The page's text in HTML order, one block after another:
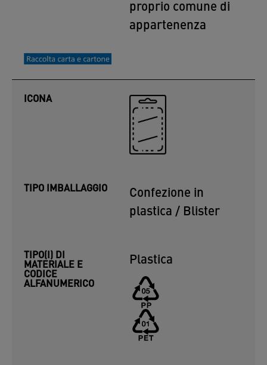
proprio comune di
appartenenza
ICONA
TIPO IMBALLAGGIO
Confezione in
plastica / Blister
TIPO(I) DI
MATERIALE E
CODICE
ALFANUMERICO
Plastica